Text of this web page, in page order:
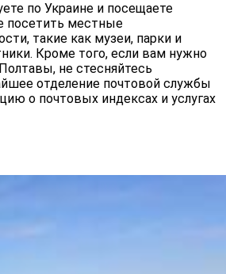
по Украине и посещаете
посетить местные
такие как музеи, парки и
Кроме того, если вам нужно
не стесняйтесь
отделение почтовой службы
о почтовых индексах и услугах